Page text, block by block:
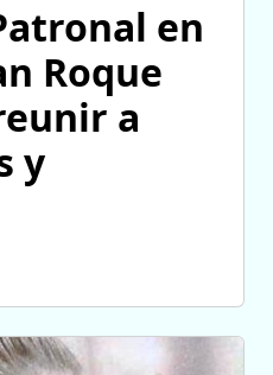
en
Roque
a
y